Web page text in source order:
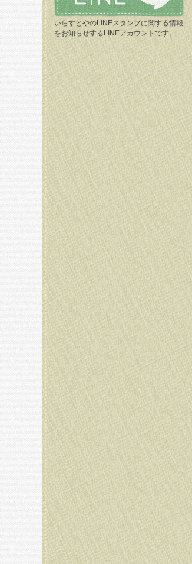
いらすとやのLINEスタンプに関する情報
をお知らせするLINEアカウントです。